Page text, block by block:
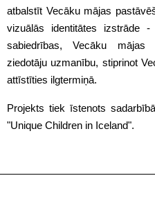
atbalstīt Vecāku mājas
vizuālās identitātes izstrāde
sabiedrības, Vecāku mājas
ziedotāju uzmanību, stiprinot
attīstīties ilgtermiņā.
Projekts tiek īstenots
"Unique Children in Iceland".